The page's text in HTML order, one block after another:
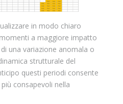
in modo chiaro
a maggiore impatto
una variazione anomala o
strutturale del
questi periodi consente
consapevoli nella